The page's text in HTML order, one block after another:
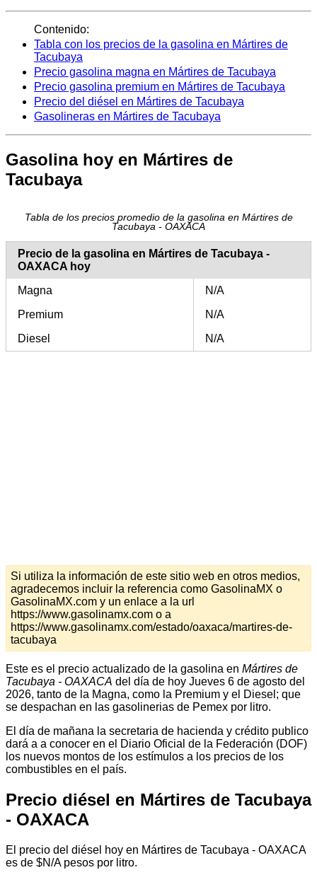
Contenido:
Tabla con los precios de la gasolina en Mártires de
Tacubaya
Precio gasolina magna en Mártires de Tacubaya
Precio gasolina premium en Mártires de Tacubaya
Precio del diésel en Mártires de Tacubaya
Gasolineras en Mártires de Tacubaya
Gasolina hoy en Mártires de
Tacubaya
Tabla de los precios promedio de la gasolina en Mártires de
Tacubaya - OAXACA
Precio de la gasolina en Mártires de Tacubaya -
OAXACA hoy
Magna
N/A
Premium
N/A
Diesel
N/A
Si utiliza la información de este sitio web en otros medios,
agradecemos incluir la referencia como GasolinaMX o
GasolinaMX.com y un enlace a la url
https://www.gasolinamx.com o a
https://www.gasolinamx.com/estado/oaxaca/martires-de-
tacubaya
Este es el precio actualizado de la gasolina en Mártires de
Tacubaya - OAXACA del día de hoy Jueves 6 de agosto del
2026, tanto de la Magna, como la Premium y el Diesel; que
se despachan en las gasolinerias de Pemex por litro.
El día de mañana la secretaria de hacienda y crédito publico
dará a a conocer en el Diario Oficial de la Federación (DOF)
los nuevos montos de los estímulos a los precios de los
combustibles en el país.
Precio diésel en Mártires de Tacubaya
- OAXACA
El precio del diésel hoy en Mártires de Tacubaya - OAXACA
es de $N/A pesos por litro.